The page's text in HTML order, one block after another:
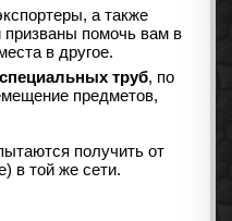
а также
помочь вам в
в другое.
труб, по
предметов,
получить от
в той же сети.